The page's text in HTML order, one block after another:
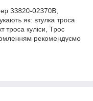
33820-02370B,
як: втулка троса
троса куліси, Трос
рекомендуємо